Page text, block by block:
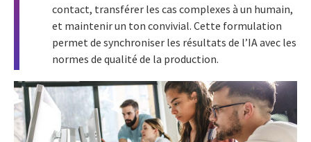
contact, transférer les cas complexes à un humain,
et maintenir un ton convivial. Cette formulation
permet de synchroniser les résultats de l’IA avec les
normes de qualité de la production.